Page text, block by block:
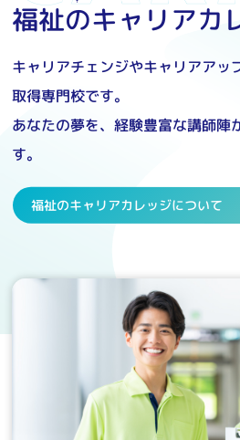
福祉のキャリアカ
キャリアチェンジやキャリアアッ
取得専門校です。
あなたの夢を、経験豊富な講師陣
す。
福祉のキャリアカレッジについて